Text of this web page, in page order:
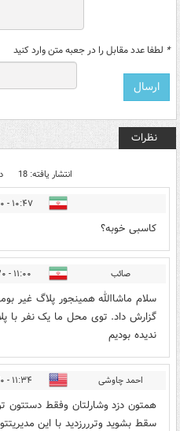
* لطفا عدد مقابل را در جعبه متن وارد کنید
نظرات
انتشار یافته: 18
۱۰:۴۷ - ۱۴۰۰/۰۳/۲۰
کاسبی خوبه؟
صائب ۱۱:۰۰ - ۱۴۰۰/۰۳/۲۰
سلام ماشاالله همینجور پلاگ غیر
گزارش داد. توی محل ما یک نفر با
ندیده بودیم
احمد چاوشی ۱۱:۳۴ - ۱۴۰۰/۰۳/۲۰
همتون دزد وشارلتان وفقط دستتون
سقط بشوید وترررزدید با این